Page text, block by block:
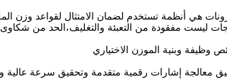
هي أنظمة تستخدم لضمان الامتثال لقواعد وزن
ليست مفقودة من التعبئة والتغليف،الحد من شكاوى
وظيفة وبنية الموزن الاختياري